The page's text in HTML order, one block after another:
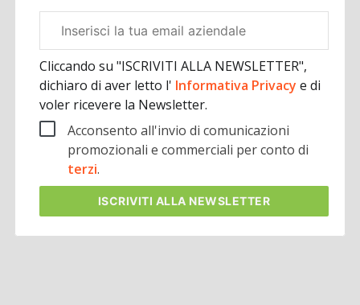
aziendale
Cliccando su "ISCRIVITI ALLA NEWSLETTER",
dichiaro di aver letto l' Informativa Privacye di
voler ricevere la Newsletter.
Acconsento all'invio di comunicazioni
promozionali e commerciali per conto di
terzi.
ISCRIVITI ALLA NEWSLETTER